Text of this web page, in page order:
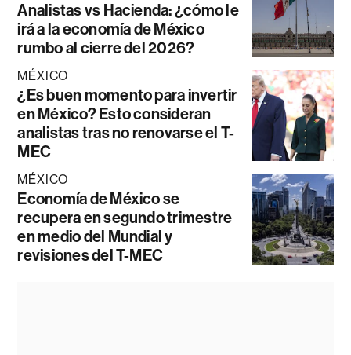
Analistas vs Hacienda: ¿cómo le
irá a la economía de México
rumbo al cierre del 2026?
MÉXICO
¿Es buen momento para invertir
en México? Esto consideran
analistas tras no renovarse el T-
MEC
MÉXICO
Economía de México se
recupera en segundo trimestre
en medio del Mundial y
revisiones del T-MEC